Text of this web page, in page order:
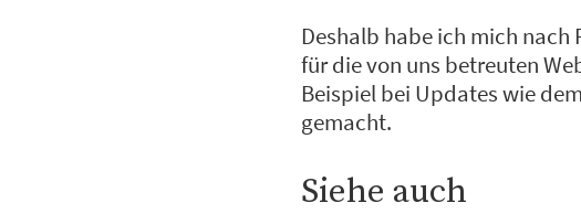
Deshalb habe ich mich
für die von uns betreuten
Beispiel bei Updates wie
gemacht.
Siehe auch